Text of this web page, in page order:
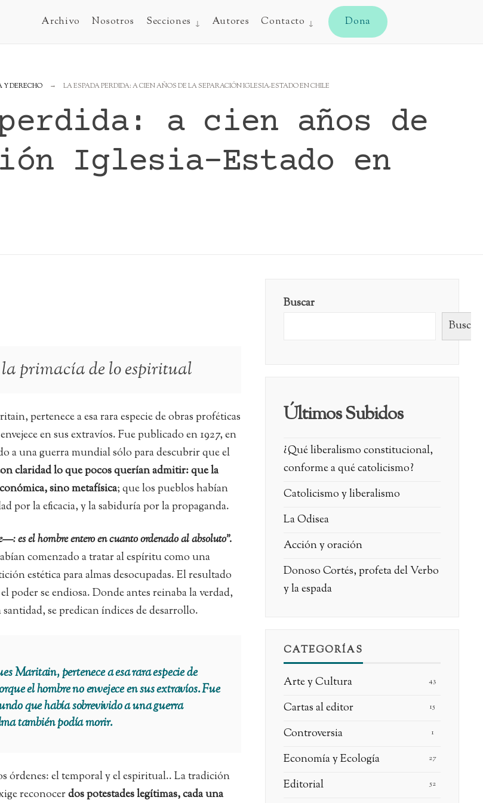
Archivo Nosotros Secciones Autores Contacto Dona
Y DERECHO LA ESPADA PERDIDA: A CIEN AÑOS DE LA SEPARACIÓN IGLESIA-ESTADO EN CHILE
a cien años de
Iglesia-Estado en
primacía de lo espiritual
pertenece a esa rara especie de obras proféticas
en sus extravíos. Fue publicado en 1927, en
a una guerra mundial sólo para descubrir que el
claridad lo que pocos querían admitir: que la
sino metafísica; que los pueblos habían
por la eficacia, y la sabiduría por la propaganda.
es el hombre entero en cuanto ordenado al absoluto”.
comenzado a tratar al espíritu como una
estética para almas desocupadas. El resultado
poder se endiosa. Donde antes reinaba la verdad,
se predican índices de desarrollo.
Maritain, pertenece a esa rara especie de
el hombre no envejece en sus extravíos. Fue
que había sobrevivido a una guerra
también podía morir.
órdenes: el temporal y el espiritual.. La tradición
reconocerdos potestades legítimas, cada una
Buscar
Buscar
Últimos Subidos
¿Qué liberalismo constitucional,
conforme a qué catolicismo?
Catolicismo y liberalismo
La Odisea
Acción y oración
Donoso Cortés, profeta del Verbo
y la espada
CATEGORÍAS
Arte y Cultura 43
Cartas al editor 15
Controversia 1
Economía y Ecología 27
Editorial 52